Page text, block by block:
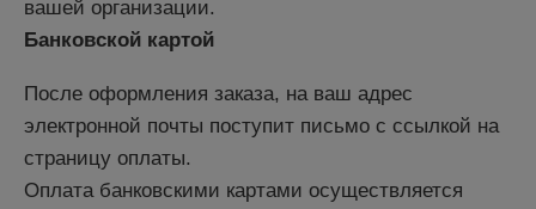
вашей организации.
Банковской картой
После оформления заказа, на ваш адрес
электронной почты поступит письмо с ссылкой на
страницу оплаты.
Оплата банковскими картами осуществляется